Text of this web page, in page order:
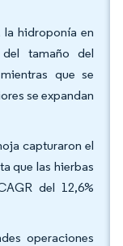
hidroponía en
tamaño del
que se
se expandan
capturaron el
que las hierbas
del 12,6%
operaciones